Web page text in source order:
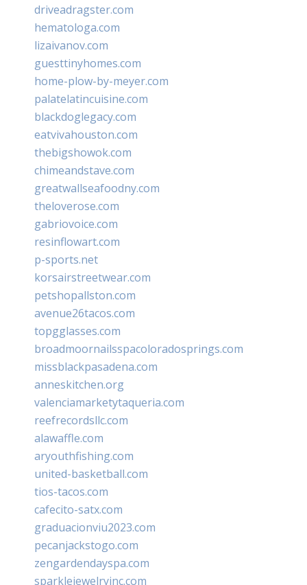
driveadragster.com
hematologa.com
lizaivanov.com
guesttinyhomes.com
home-plow-by-meyer.com
palatelatincuisine.com
blackdoglegacy.com
eatvivahouston.com
thebigshowok.com
chimeandstave.com
greatwallseafoodny.com
theloverose.com
gabriovoice.com
resinflowart.com
p-sports.net
korsairstreetwear.com
petshopallston.com
avenue26tacos.com
topgglasses.com
broadmoornailsspacoloradosprings.com
missblackpasadena.com
anneskitchen.org
valenciamarketytaqueria.com
reefrecordsllc.com
alawaffle.com
aryouthfishing.com
united-basketball.com
tios-tacos.com
cafecito-satx.com
graduacionviu2023.com
pecanjackstogo.com
zengardendayspa.com
sparklejewelryinc.com